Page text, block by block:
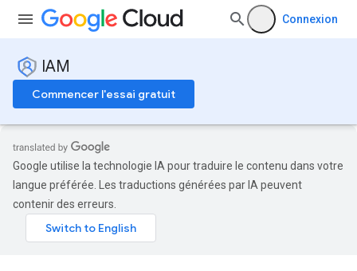
Connexion
IAM
Commencer l'essai gratuit
Google utilise la technologie IA pour traduire le contenu dans votre
langue préférée. Les traductions générées par IA peuvent
contenir des erreurs.